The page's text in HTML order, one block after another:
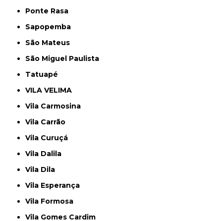
Ponte Rasa
Sapopemba
São Mateus
São Miguel Paulista
Tatuapé
VILA VELIMA
Vila Carmosina
Vila Carrão
Vila Curuçá
Vila Dalila
Vila Dila
Vila Esperança
Vila Formosa
Vila Gomes Cardim